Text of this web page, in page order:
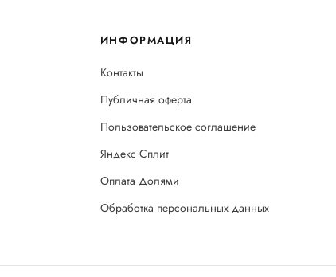
ИНФОРМАЦИЯ
Контакты
Публичная оферта
Пользовательское соглашение
Яндекс Сплит
Оплата Долями
Обработка персональных данных